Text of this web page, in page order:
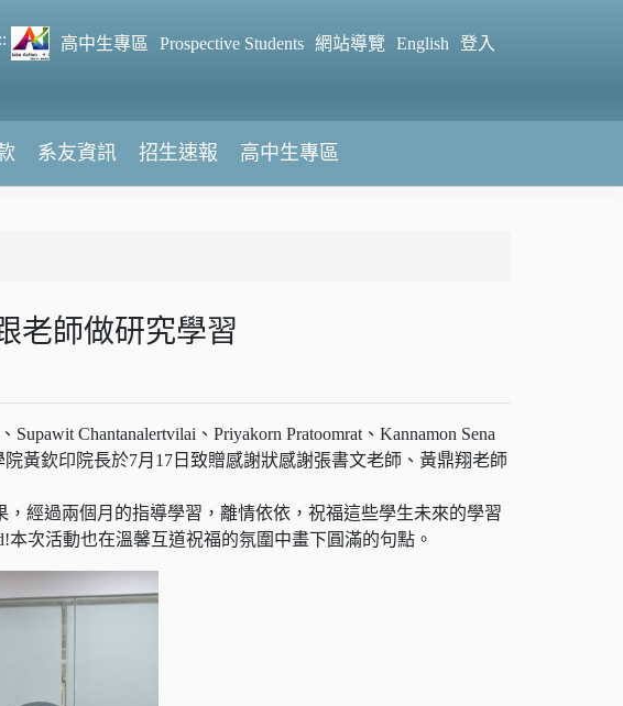
高中生專區 Prospective Students 網站導覽 English 登入
系友資訊 招生速報 高中生專區
老師做研究學習
Chantanalertvilai、Priyakorn Pratoomrat、Kannamon Sena
黃欽印院長於7月17日致贈感謝狀感謝張書文老師、黃鼎翔老師
經過兩個月的指導學習，離情依依，祝福這些學生未來的學習
本次活動也在溫馨互道祝福的氛圍中畫下圓滿的句點。